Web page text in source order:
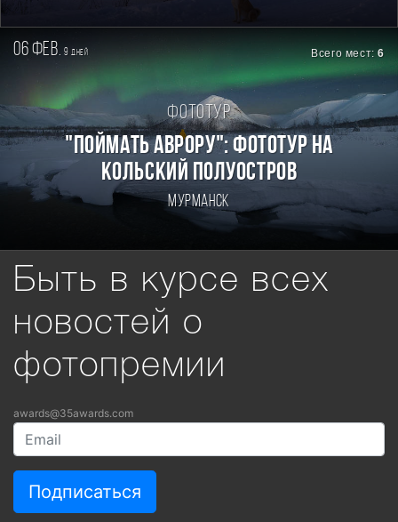
06 фев. 9дней Всего мест:6
Фототур
"Поймать Аврору": фототур на
Кольский полуостров
Мурманск
Быть в курсе всех
новостей о
фотопремии
awards@35awards.com